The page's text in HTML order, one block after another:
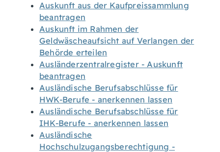
Auskunft aus der Kaufpreissammlung
beantragen
Auskunft im Rahmen der
Geldwäscheaufsicht auf Verlangen der
Behörde erteilen
Ausländerzentralregister - Auskunft
beantragen
Ausländische Berufsabschlüsse für
HWK-Berufe - anerkennen lassen
Ausländische Berufsabschlüsse für
IHK-Berufe - anerkennen lassen
Ausländische
Hochschulzugangsberechtigung -